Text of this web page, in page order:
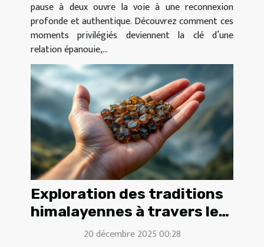
pause à deux ouvre la voie à une reconnexion
profonde et authentique. Découvrez comment ces
moments privilégiés deviennent la clé d’une
relation épanouie,...
Exploration des traditions
himalayennes à travers le
shilajit pur20 décembre 2025 00:28